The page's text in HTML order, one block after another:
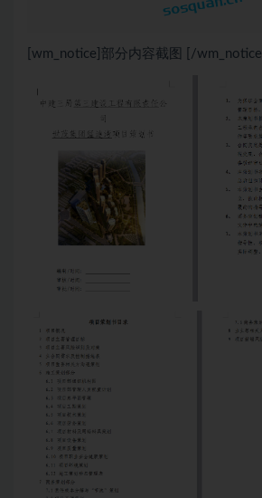
[wm_notice]部分内容截图 [/wm_notice]